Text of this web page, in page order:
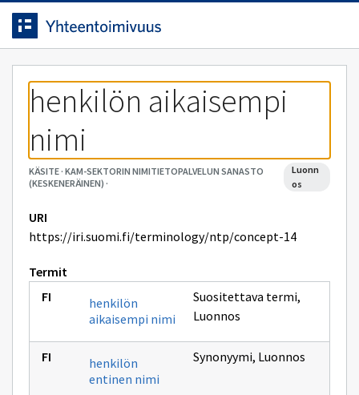
Siirrytty
sivulle
Siirry suoraan sisältöön.
henkilön aikaisempi
nimi
KÄSITE· KAM-SEKTORIN NIMITIETOPALVELUN SANASTO
(KESKENERÄINEN) ·
luonn
os
URI
https://iri.suomi.fi/terminology/ntp/concept-14
Termit
henkilön
aikaisempi nimi
Suositettava termi,
Luonnos
henkilön
entinen nimi
Synonyymi, Luonnos